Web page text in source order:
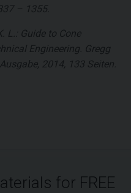
– 1355.
L.: Guide to Cone
Engineering. Gregg
2014, 133 Seiten.
for FREE